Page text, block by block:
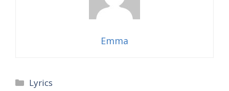
Emma
Categories
Lyrics